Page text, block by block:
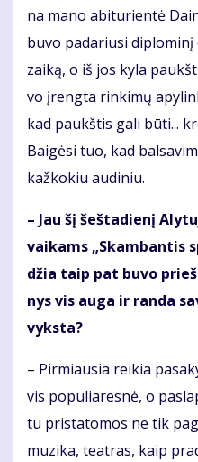
na ma­no abi­tu­rien­tė
bu­vo pa­da­riu­si
zai­ką, o iš jos ky­la
vo įreng­ta rin­ki­mų
kad paukš­tis ga­li bū­ti...
Bai­gė­si tuo, kad
kaž­ko­kiu au­di­niu.
– Jau šį šeš­ta­die­nį
vai­kams „Skam­ban­tis
džia taip pat bu­vo
nys vis au­ga ir ran­da
vyks­ta?
– Pir­miau­sia rei­kia
vis po­pu­lia­res­nė, o
tu pri­sta­to­mos ne tik
mu­zi­ka, te­at­ras, kaip